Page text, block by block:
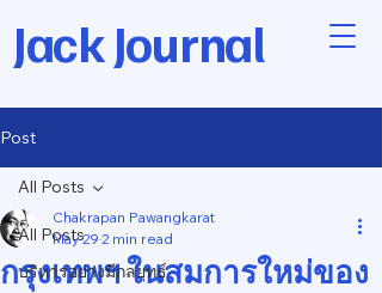
Jack Journal
Post
All Posts
บริหารอย่างมีกลยุทธ์
All Posts
กรุงเทพฯ ในสมการใหม่ของ
Chakrapan Pawangkarat
May 29 2 min read